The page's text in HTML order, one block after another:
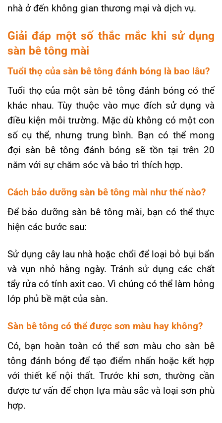
nhà ở đến không gian thương mại và dịch vụ.
Giải đáp một số thắc mắc khi sử dụng
sàn bê tông mài
Tuổi thọ của sàn bê tông đánh bóng là bao lâu?
Tuổi thọ của một sàn bê tông đánh bóng có thể
khác nhau. Tùy thuộc vào mục đích sử dụng và
điều kiện môi trường. Mặc dù không có một con
số cụ thể, nhưng trung bình. Bạn có thể mong
đợi sàn bê tông đánh bóng sẽ tồn tại trên 20
năm với sự chăm sóc và bảo trì thích hợp.
Cách bảo dưỡng sàn bê tông mài như thế nào?
Để bảo dưỡng sàn bê tông mài, bạn có thể thực
hiện các bước sau:
Sử dụng cây lau nhà hoặc chổi để loại bỏ bụi bẩn
và vụn nhỏ hằng ngày. Tránh sử dụng các chất
tẩy rửa có tính axit cao. Vì chúng có thể làm hỏng
lớp phủ bề mặt của sàn.
Sàn bê tông có thể được sơn màu hay không?
Có, bạn hoàn toàn có thể sơn màu cho sàn bê
tông đánh bóng để tạo điểm nhấn hoặc kết hợp
với thiết kế nội thất. Trước khi sơn, thường cần
được tư vấn để chọn lựa màu sắc và loại sơn phù
hợp.